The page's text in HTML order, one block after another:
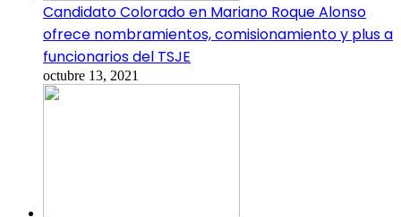
Candidato Colorado en Mariano Roque Alonso
ofrece nombramientos, comisionamiento y plus a
funcionarios del TSJE
octubre 13, 2021